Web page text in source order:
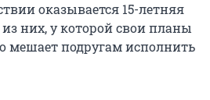
оказывается 15-летняя
них, у которой свои планы
мешает подругам исполнить